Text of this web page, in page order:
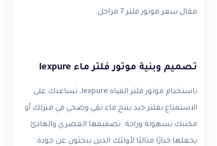
مقال سعر موتور فلتر 7 مراحل.
تصميم وبنية موتور فلتر ماء lexpure
باستخدام موتور فلتر المياه lexpure، تساعدك على
الاستمتاع بفلتر جيد ينتج ماء نقي وصحي في منزلك أو
مكتبك بسهولة وراحة. تصميمها العصري والهادئ
يجعلها خيارًا مثاليًا لأولئك الذين يبحثون عن جودة